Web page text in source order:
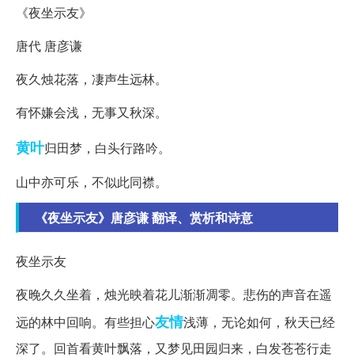
《夜坐示友》
唐代 唐彦谦
夜久烛花落，凄声生远林。
有怀嫌会浅，无事又秋深。
黄叶归田梦，白头行路吟。
山中亦可乐，不似此同襟。
《夜坐示友》唐彦谦 翻译、赏析和诗意
夜坐示友
夜晚久久坐着，烛光映着花儿渐渐凋零。悲伤的声音在遥
远的林中回响。有些担心友情浅薄，无论如何，秋天已经
深了。回首看黄叶飘落，又梦见田园归来，白发苍苍行走